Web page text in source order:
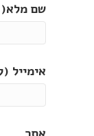
שם
אימייל